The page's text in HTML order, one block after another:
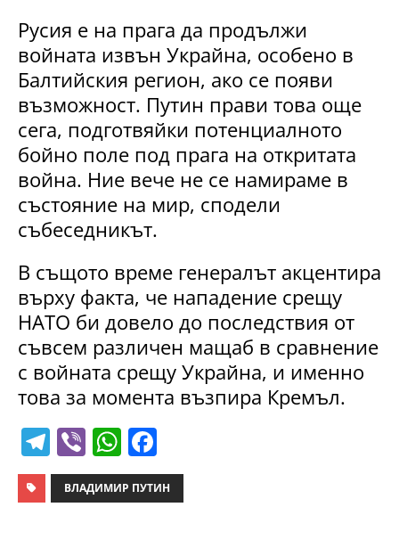
Русия е на прага да продължи
войната извън Украйна, особено в
Балтийския регион, ако се появи
възможност. Путин прави това още
сега, подготвяйки потенциалното
бойно поле под прага на откритата
война. Ние вече не се намираме в
състояние на мир, сподели
събеседникът.
В същото време генералът акцентира
върху факта, че нападение срещу
НАТО би довело до последствия от
съвсем различен мащаб в сравнение
с войната срещу Украйна, и именно
това за момента възпира Кремъл.
T
el
e
Vi
b
er
W
h
at
a
c
ВЛАДИМИР ПУТИН